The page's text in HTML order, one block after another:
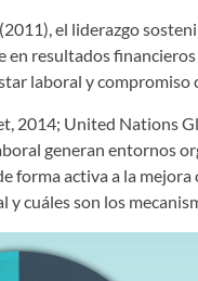
el liderazgo
resultados
laboral y
2014; United Nations
generan entornos
forma activa a la
cuáles son los